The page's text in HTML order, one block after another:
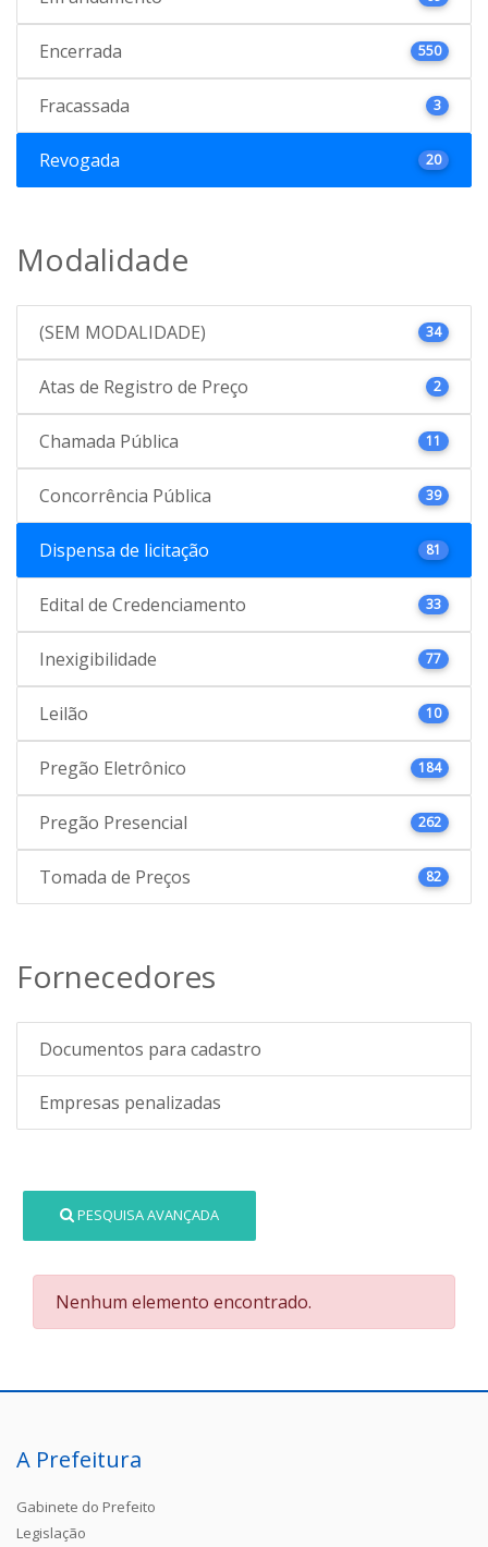
Encerrada 550
Fracassada 3
Revogada 20
Modalidade
(SEM MODALIDADE) 34
Atas de Registro de Preço 2
Chamada Pública 11
Concorrência Pública 39
Dispensa de licitação 81
Edital de Credenciamento 33
Inexigibilidade 77
Leilão 10
Pregão Eletrônico 184
Pregão Presencial 262
Tomada de Preços 82
Fornecedores
Documentos para cadastro
Empresas penalizadas
PESQUISA AVANÇADA
Nenhum elemento encontrado.
A Prefeitura
Gabinete do Prefeito
Legislação